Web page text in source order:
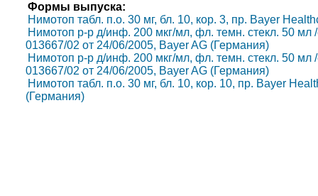
Формы выпуска:
Нимотоп табл. п.о. 30 мг, бл. 10, кор. 3, пр. Bayer
Нимотоп р-р д/инф. 200 мкг/мл, фл. темн. стекл. 50 мл
013667/02 от 24/06/2005, Bayer AG (Германия)
Нимотоп р-р д/инф. 200 мкг/мл, фл. темн. стекл. 50 мл
013667/02 от 24/06/2005, Bayer AG (Германия)
Нимотоп табл. п.о. 30 мг, бл. 10, кор. 10, пр. Bayer
(Германия)